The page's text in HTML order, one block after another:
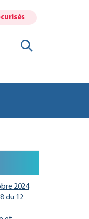
2024
du 12